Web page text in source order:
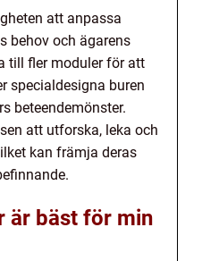
att anpassa
behov och ägarens
till fler moduler för att
specialdesigna buren
beteendemönster.
att utforska, leka och
kan främja deras
är bäst för min